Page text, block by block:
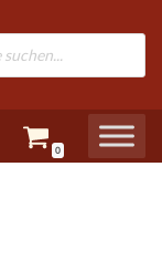
0